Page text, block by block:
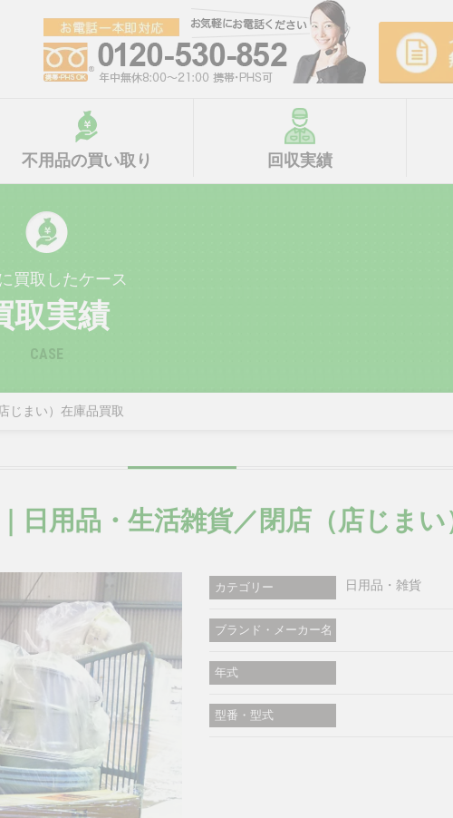
不用品の買い取り 回収実績
買取したケース
取実績
CASE
じまい）在庫品買取
日用品・生活雑貨／閉店（店じまい
カテゴリー 日用品・雑貨
ブランド・メーカー名
年式
型番・型式